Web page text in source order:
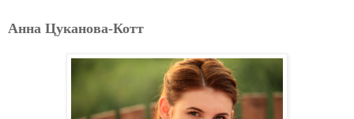
Анна Цуканова-Котт